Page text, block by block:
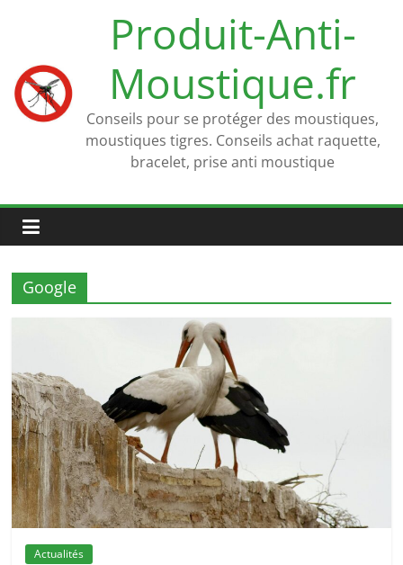
Produit-Anti-
Moustique.fr
Conseils pour se protéger des moustiques,
moustiques tigres. Conseils achat raquette,
bracelet, prise anti moustique
Google
Actualités